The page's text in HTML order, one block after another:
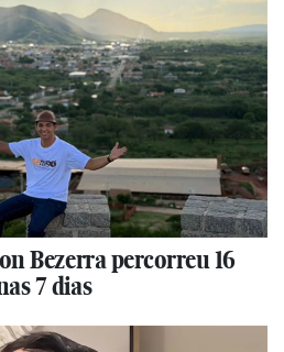
Bezerra percorreu 16
7 dias